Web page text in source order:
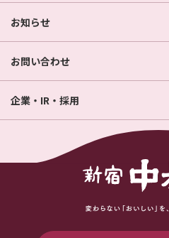
お知らせ
お問い合わせ
企業・IR・採用